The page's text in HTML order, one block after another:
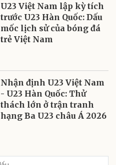
U23 Việt Nam lập kỳ tích
trước U23 Hàn Quốc: Dấu
mốc lịch sử của bóng đá
trẻ Việt Nam
Nhận định U23 Việt Nam
- U23 Hàn Quốc: Thử
thách lớn ở trận tranh
hạng Ba U23 châu Á 2026